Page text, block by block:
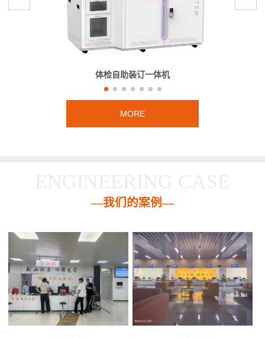
体检自助装订一体机
MORE
—我们的案例—